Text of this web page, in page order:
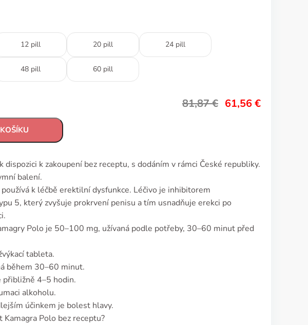
12 pill 20 pill 24 pill
48 pill 60 pill
81,87€ 61,56€
dispozici k zakoupení bez receptu, s dodáním v rámci České republiky.
balení.
používá k léčbě erektilní dysfunkce. Léčivo je inhibitorem
5, který zvyšuje prokrvení penisu a tím usnadňuje erekci po
Polo je 50–100 mg, užívaná podle potřeby, 30–60 minut před
tableta.
během 30–60 minut.
přibližně 4–5 hodin.
alkoholu.
účinkem je bolest hlavy.
Kamagra Polo bez receptu?